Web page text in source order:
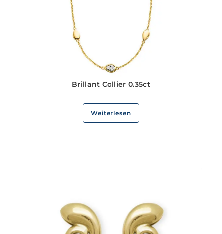
Brillant Collier 0.35ct
Weiterlesen